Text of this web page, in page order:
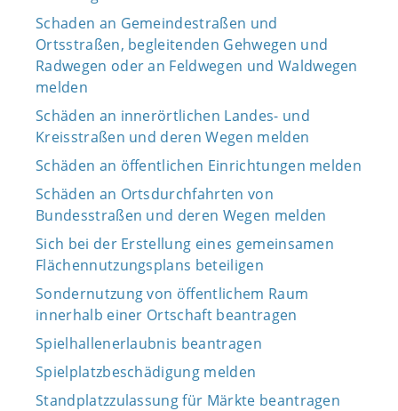
Schaden an Gemeindestraßen und
Ortsstraßen, begleitenden Gehwegen und
Radwegen oder an Feldwegen und Waldwegen
melden
Schäden an innerörtlichen Landes- und
Kreisstraßen und deren Wegen melden
Schäden an öffentlichen Einrichtungen melden
Schäden an Ortsdurchfahrten von
Bundesstraßen und deren Wegen melden
Sich bei der Erstellung eines gemeinsamen
Flächennutzungsplans beteiligen
Sondernutzung von öffentlichem Raum
innerhalb einer Ortschaft beantragen
Spielhallenerlaubnis beantragen
Spielplatzbeschädigung melden
Standplatzzulassung für Märkte beantragen